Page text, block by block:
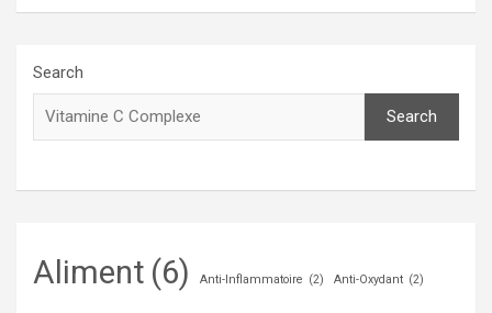
Search
Search
Aliment (6) Anti-Inflammatoire (2) Anti-Oxydant (2)